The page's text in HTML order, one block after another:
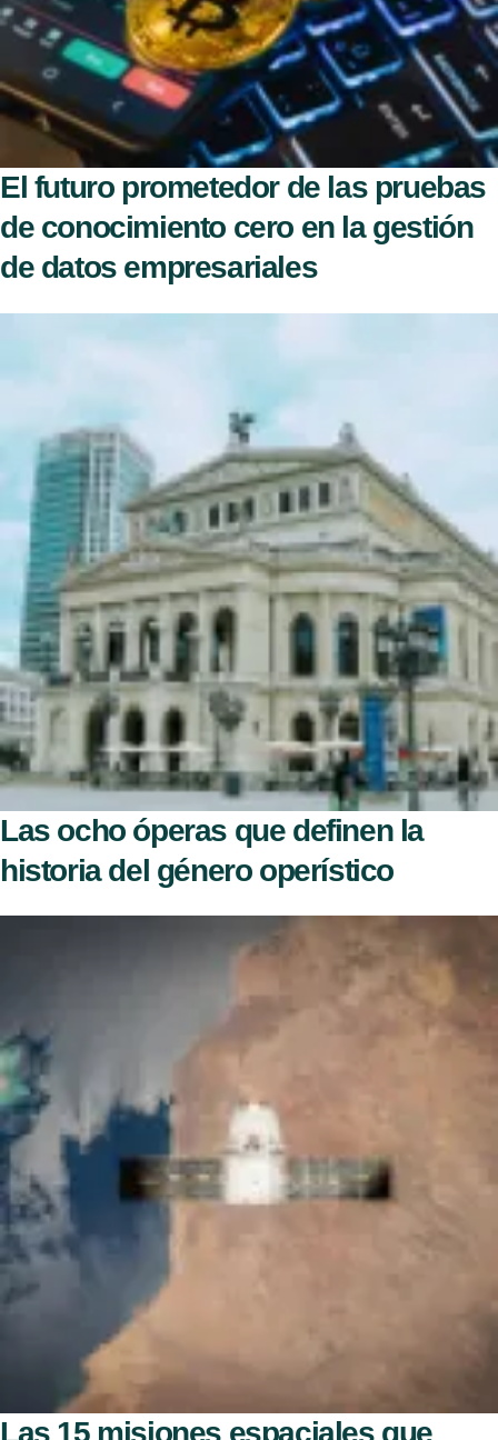
El futuro prometedor de las pruebas
de conocimiento cero en la gestión
de datos empresariales
Las ocho óperas que definen la
historia del género operístico
Las 15 misiones espaciales que